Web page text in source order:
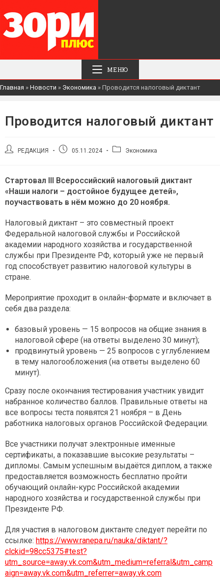
МЕНЮ
Главная » Новости » Экономика » Проводится налоговый диктант
Проводится налоговый диктант
АвторРЕДАКЦИЯ
Запись05.11.2024
РубрикаЭкономика
Стартовал III Всероссийский налоговый диктант
«Наши налоги – достойное будущее детей»,
поучаствовать в нём можно до 20 ноября.
Налоговый диктант – это совместный проект
Федеральной налоговой службы и Российской
академии народного хозяйства и государственной
службы при Президенте РФ, который уже не первый
год способствует развитию налоговой культуры в
стране.
Мероприятие проходит в онлайн-формате и включает в
себя два раздела:
базовый уровень — 15 вопросов на общие знания в
налоговой сфере (на ответы выделено 30 минут);
продвинутый уровень — 25 вопросов с углублением
в тему налогообложения (на ответы выделено 60
минут).
Сразу после окончания тестирования участник увидит
набранное количество баллов. Правильные ответы на
все вопросы теста появятся 21 ноября – в День
работника налоговых органов Российской Федерации.
Все участники получат электронные именные
сертификаты, а показавшие высокие результаты –
дипломы. Самым успешным выдаётся диплом, а также
предоставляется возможность бесплатно пройти
обучающий онлайн-курс Российской академии
народного хозяйства и государственной службы при
Президенте РФ.
Для участия в налоговом диктанте следует перейти по
ссылке: https://www.ranepa.ru/nauka/diktant/?
clckid=98cc5375#test?
utm_source=away.vk.com&utm_medium=referral&utm_camp
aign=away.vk.com&utm_referrer=away.vk.com